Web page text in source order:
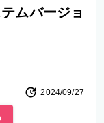
人事向
ムバージョ
2024/09/27